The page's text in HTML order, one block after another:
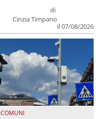
di
Cinzia Timpano
il 07/08/2026
COMUNI